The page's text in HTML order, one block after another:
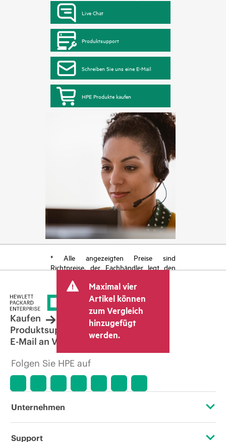
Live Chat
Produktsupport
Schreiben Sie uns eine E-Mail
HPE Produkte kaufen
* Alle angezeigten Preise sind
Richtpreise, der Fachhändler legt den
kann weitere Gebühren wie
Mehrwertsteuer und Versandkosten
berücksichtigen. Der vom Fachhändler
festgelegte Transaktionspreis kann von
dem anderer Fachhändler und dem
angezeigten Richtpreis abweichen. Die
Richtpreise können zeitlich begrenzte
Sonderangebote enthalten. HPE behält
sich das Recht vor, jederzeit
Preisanpassungen vorzunehmen, u. a.
Marktbedingungen, der Einstellung von
Produktverfügbarkeit, dem Ende der
Lebensdauer von Werbeaktionen und
Maximal vier
Artikel können
zum Vergleich
hinzugefügt
werden.
Kaufen
Produktsupport
E-Mail an Vertrieb
Folgen Sie HPE auf
Unternehmen
Über HPE
Support